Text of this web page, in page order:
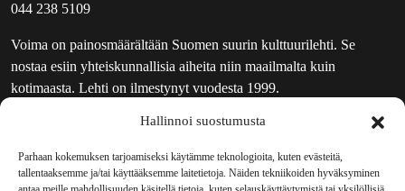
Hallinnoi suostumusta
Parhaan kokemuksen tarjoamiseksi käytämme teknologioita, kuten evästeitä,
tallentaaksemme ja/tai käyttääksemme laitetietoja. Näiden tekniikoiden hyväksyminen
044 238 5109
Voima on painosmäärältään Suomen suurin kulttuurilehti. Se
nostaa esiin yhteiskunnallisia aiheita niin maailmalta kuin
kotimaasta. Lehti on ilmestynyt vuodesta 1999.
UUTISKIRJE
MAINOSTAJILLE